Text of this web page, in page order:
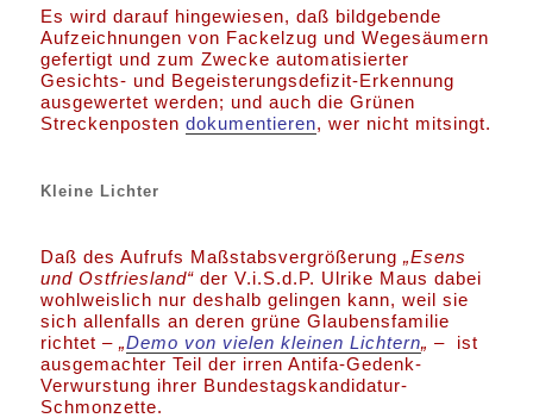
Es wird darauf hingewiesen, daß bildgebende
Aufzeichnungen von Fackelzug und Wegesäumern
gefertigt und zum Zwecke automatisierter
Gesichts- und Begeisterungsdefizit-Erkennung
ausgewertet werden; und auch die Grünen
Streckenpostendokumentieren, wer nicht mitsingt.
Kleine Lichter
Daß des Aufrufs Maßstabsvergrößerung„Esens
und Ostfriesland“ der V.i.S.d.P. Ulrike Maus dabei
wohlweislich nur deshalb gelingen kann, weil sie
sich allenfalls an deren grüne Glaubensfamilie
richtet –„Demo von vielen kleinen Lichtern„ – ist
ausgemachter Teil der irren Antifa-Gedenk-
Verwurstung ihrer Bundestagskandidatur-
Schmonzette.